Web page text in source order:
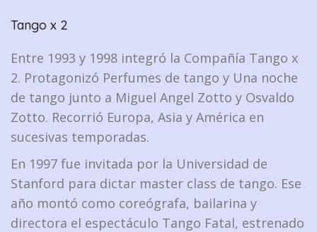
Tango x 2
Entre 1993 y 1998 integró la Compañía Tango x
2. Protagonizó Perfumes de tango y Una noche
de tango junto a Miguel Angel Zotto y Osvaldo
Zotto. Recorrió Europa, Asia y América en
sucesivas temporadas.
En 1997 fue invitada por la Universidad de
Stanford para dictar master class de tango. Ese
año montó como coreógrafa, bailarina y
directora el espectáculo Tango Fatal, estrenado